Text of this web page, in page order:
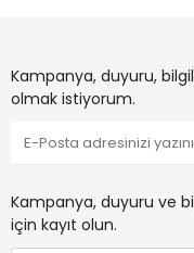
Kampanya, duyuru,
olmak istiyorum.
Kampanya, duyuru ve
için kayıt olun.